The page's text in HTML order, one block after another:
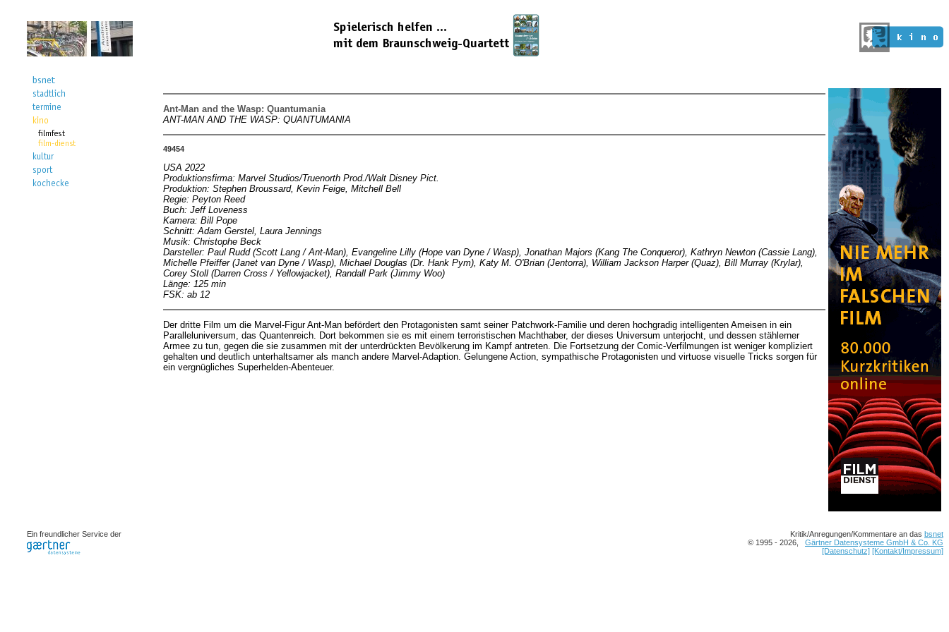
Ant-Man and the Wasp: Quantumania
ANT-MAN AND THE WASP: QUANTUMANIA
49454
USA 2022
Produktionsfirma: Marvel Studios/Truenorth Prod./Walt Disney Pict.
Produktion: Stephen Broussard, Kevin Feige, Mitchell Bell
Regie: Peyton Reed
Buch: Jeff Loveness
Kamera: Bill Pope
Schnitt: Adam Gerstel, Laura Jennings
Musik: Christophe Beck
Darsteller: Paul Rudd (Scott Lang / Ant-Man), Evangeline Lilly (Hope van Dyne / Wasp), Jonathan Majors (Kang The Conqueror), Kathryn Newton (Cassie Lang),
Michelle Pfeiffer (Janet van Dyne / Wasp), Michael Douglas (Dr. Hank Pym), Katy M. O'Brian (Jentorra), William Jackson Harper (Quaz), Bill Murray (Krylar),
Corey Stoll (Darren Cross / Yellowjacket), Randall Park (Jimmy Woo)
Länge: 125 min
FSK: ab 12
Der dritte Film um die Marvel-Figur Ant-Man befördert den Protagonisten samt seiner Patchwork-Familie und deren hochgradig intelligenten Ameisen in ein
Paralleluniversum, das Quantenreich. Dort bekommen sie es mit einem terroristischen Machthaber, der dieses Universum unterjocht, und dessen stählerner
Armee zu tun, gegen die sie zusammen mit der unterdrückten Bevölkerung im Kampf antreten. Die Fortsetzung der Comic-Verfilmungen ist weniger kompliziert
gehalten und deutlich unterhaltsamer als manch andere Marvel-Adaption. Gelungene Action, sympathische Protagonisten und virtuose visuelle Tricks sorgen für
ein vergnügliches Superhelden-Abenteuer.
Ein freundlicher Service der Kritik/Anregungen/Kommentare an das bsnet
© 1995 - 2026, Gärtner Datensysteme GmbH & Co. KG
[Datenschutz] [Kontakt/Impressum]